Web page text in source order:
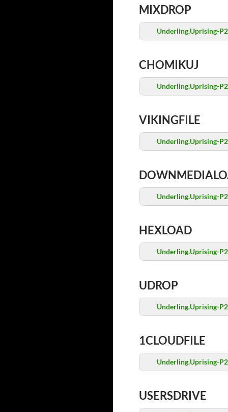
MIXDROP
Underling.Uprising-
CHOMIKUJ
Underling.Uprising-
VIKINGFILE
Underling.Uprising-
Underling.Uprising-
HEXLOAD
Underling.Uprising-
UDROP
Underling.Uprising-
1CLOUDFILE
Underling.Uprising-
USERSDRIVE